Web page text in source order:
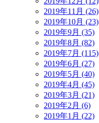
2019年11月 (26)
2019年10月 (23)
2019年9月 (35)
2019年8月 (82)
2019年7月 (115)
2019年6月 (27)
2019年5月 (40)
2019年4月 (45)
2019年3月 (21)
2019年2月 (6)
2019年1月 (22)